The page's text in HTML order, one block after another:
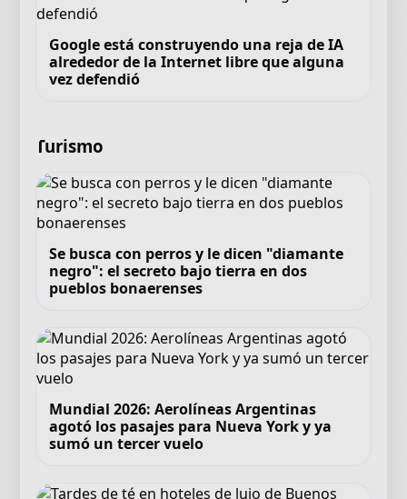
Google está construyendo una reja de IA
alrededor de la Internet libre que alguna
vez defendió
Turismo
Se busca con perros y le dicen "diamante
negro": el secreto bajo tierra en dos
pueblos bonaerenses
Mundial 2026: Aerolíneas Argentinas
agotó los pasajes para Nueva York y ya
sumó un tercer vuelo